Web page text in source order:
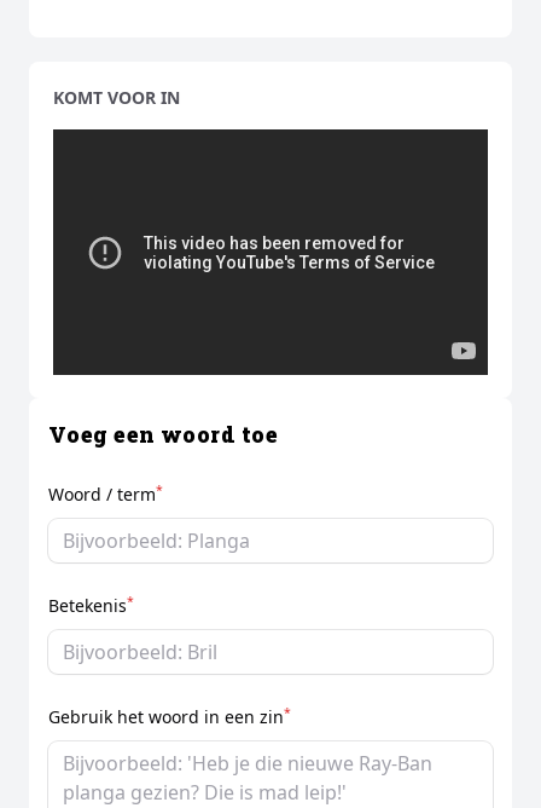
KOMT VOOR IN
Voeg een woord toe
Woord / term*
Betekenis*
Gebruik het woord in een zin*